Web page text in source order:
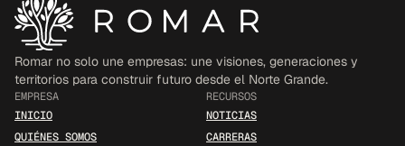
Romar no solo une empresas: une visiones, generaciones y
territorios para construir futuro desde el Norte Grande.
EMPRESA
INICIO
QUIÉNES SOMOS
RECURSOS
NOTICIAS
CARRERAS